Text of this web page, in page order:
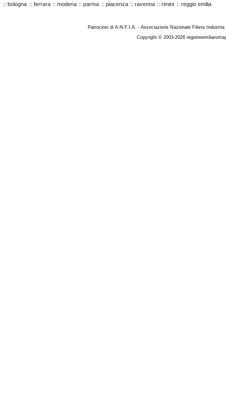
:: bologna :: ferrara :: modena :: parma :: piacenza :: ravenna :: rimini :: reggio emilia
Patrocinio di A.N.F.I.A. - Associazione Nazionale Filiera
Copyright © 2003-2026